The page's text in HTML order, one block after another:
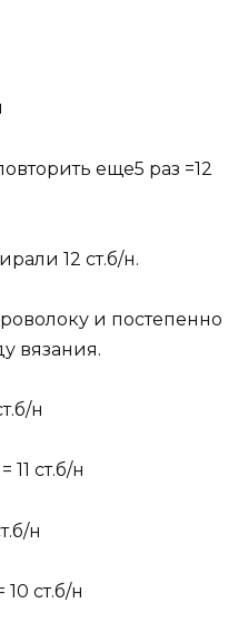
еще5 раз =12
12 ст.б/н.
и постепенно
вязания.
н
11 ст.б/н
н
10 ст.б/н